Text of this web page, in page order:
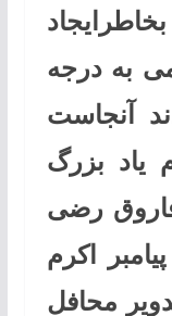
به درجه
آنجاست
یاد بزرگ
رضی
اکرم
محافل